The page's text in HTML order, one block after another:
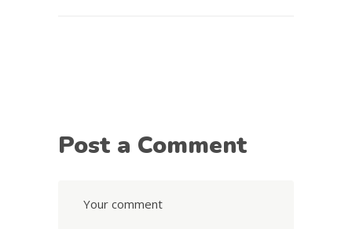
Post a Comment